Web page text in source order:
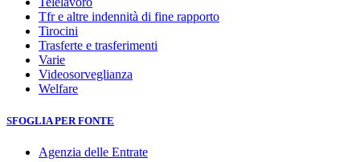
Tfr e altre indennità di fine rapporto
Tirocini
Trasferte e trasferimenti
Varie
Videosorveglianza
Welfare
SFOGLIA PER FONTE
Agenzia delle Entrate